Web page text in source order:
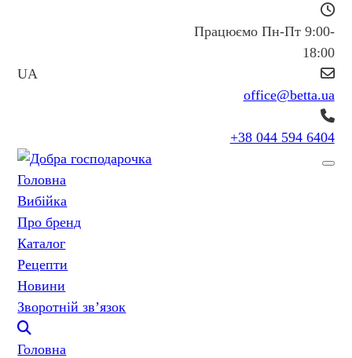
UA
Працюємо Пн-Пт 9:00-
18:00
office@betta.ua
+38 044 594 6404
Головна
Вибійка
Про бренд
Каталог
Рецепти
Новини
Зворотній зв’язок
Головна